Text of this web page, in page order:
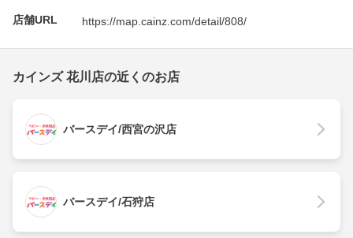
店舗URL https://map.cainz.com/detail/808/
カインズ 花川店の近くのお店
バースデイ/西宮の沢店
バースデイ/石狩店